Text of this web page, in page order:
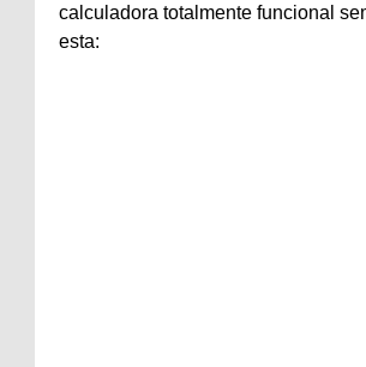
calculadora totalmente funcional
esta: